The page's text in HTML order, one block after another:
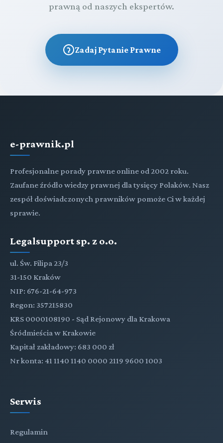
prawną od naszych ekspertów.
Zadaj Pytanie Prawne
e-prawnik.pl
Profesjonalne porady prawne online od 2002 roku.
Zaufane źródło wiedzy prawnej dla tysięcy Polaków. Nasz
zespół doświadczonych prawników pomoże Ci w każdej
sprawie.
Legalsupport sp. z o.o.
ul. Św. Filipa 23/3
31-150 Kraków
NIP: 676-21-64-973
Regon: 357215830
KRS 0000108190 - Sąd Rejonowy dla Krakowa
Śródmieścia w Krakowie
Kapitał zakładowy: 683 000 zł
Nr konta: 41 1140 1140 0000 2119 9600 1003
Serwis
Regulamin